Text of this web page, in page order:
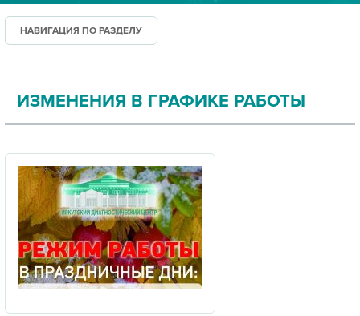
ПАЦИЕНТУ
ПРАВОВАЯ ИНФОРМАЦИЯ
НАВИГАЦИЯ ПО РАЗДЕЛУ
ИЗМЕНЕНИЯ В ГРАФИКЕ РАБОТЫ